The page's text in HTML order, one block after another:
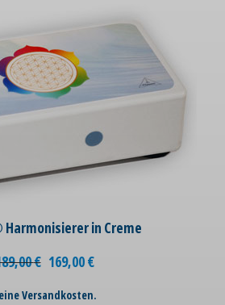
in Creme
€ 169,00€
Versandkosten.